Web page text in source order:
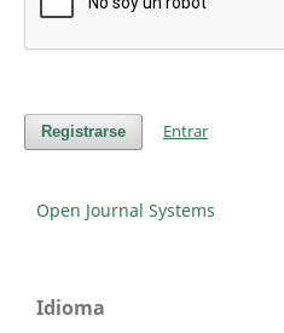
Registrarse Entrar
Open Journal Systems
Idioma